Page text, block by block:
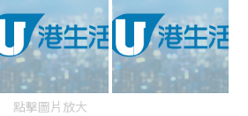
點擊圖片放大